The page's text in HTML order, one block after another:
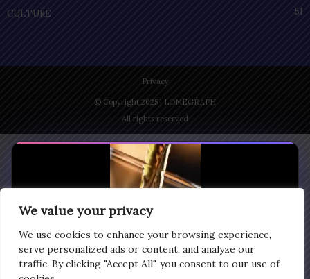
We value your privacy
We use cookies to enhance your browsing experience,
serve personalized ads or content, and analyze our
traffic. By clicking "Accept All", you consent to our use of
CULTURE
51
Privacy
© Copyright 2025 | LOMEGRAPH
All rights reserved